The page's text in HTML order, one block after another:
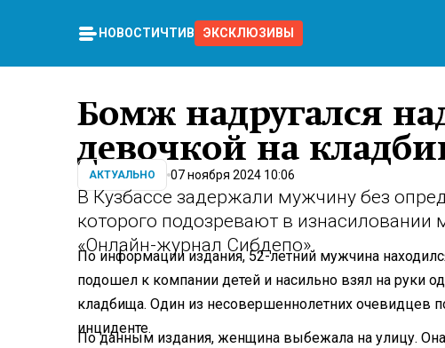
НОВОСТИ ЧТИВО ЭКСКЛЮЗИВЫ
Бомж надругался
девочкой на
АКТУАЛЬНО 07 ноября 2024 10:06
В Кузбассе задержали мужчину без
которого подозревают в изнасиловании
«Онлайн-журнал Сибдепо».
По информации издания, 52-летний мужчина
подошел к компании детей и насильно взял на руки
кладбища. Один из несовершеннолетних очевидцев
инциденте.
По данным издания, женщина выбежала на улицу.